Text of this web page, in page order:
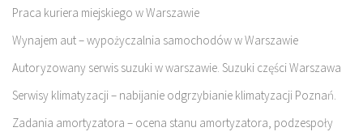
Praca kuriera miejskiego w Warszawie
Wynajem aut – wypożyczalnia samochodów w Warszawie
Autoryzowany serwis suzuki w warszawie. Suzuki części Warszawa
Serwisy klimatyzacji – nabijanie odgrzybianie klimatyzacji Poznań.
Zadania amortyzatora – ocena stanu amortyzatora, podzespoły